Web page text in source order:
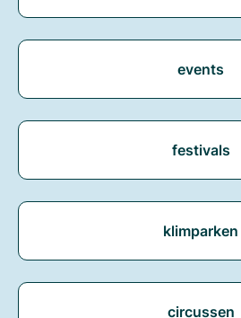
events
festivals
klimparken
circussen